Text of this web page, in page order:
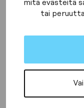
mitä evästeitä
tai